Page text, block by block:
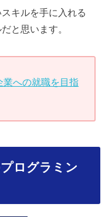
キルを手に入れる
と思います。
業への就職を目指
ログラミン